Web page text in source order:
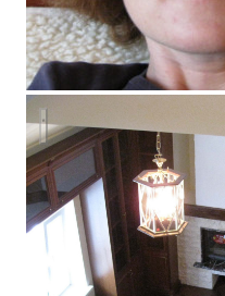
Жилой дом в п. Малахово